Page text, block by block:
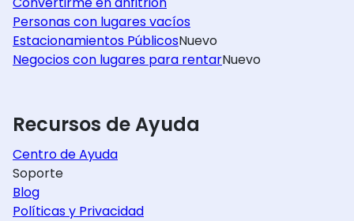
Personas con lugares vacíos
Estacionamientos PúblicosNuevo
Negocios con lugares para rentarNuevo
Recursos de Ayuda
Centro de Ayuda
Soporte
Blog
Políticas y Privacidad